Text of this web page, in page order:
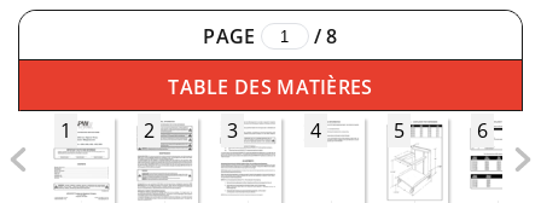
PAGE /8
TABLE DES MATIÈRES
1
2 3 4 5 6